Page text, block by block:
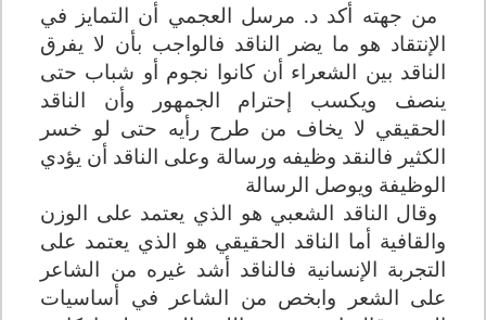
من جهته أكد د. مرسل العجمي أن التمايز في
الإنتقاد هو ما يضر الناقد فالواجب بأن لا يفرق
الناقد بين الشعراء أن كانوا نجوم أو شباب حتى
ينصف ويكسب إحترام الجمهور وأن الناقد
الحقيقي لا يخاف من طرح رأيه حتى لو خسر
الكثير فالنقد وظيفه ورسالة وعلى الناقد أن يؤدي
الوظيفة ويوصل الرسالة
وقال الناقد الشعبي هو الذي يعتمد على الوزن
والقافية أما الناقد الحقيقي هو الذي يعتمد على
التجربة الإنسانية فالناقد أشد غيره من الشاعر
على الشعر وابخص من الشاعر في أساسيات